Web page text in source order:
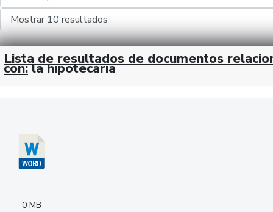
Lista de resultados de documentos
con: la hipotecaria
0 MB